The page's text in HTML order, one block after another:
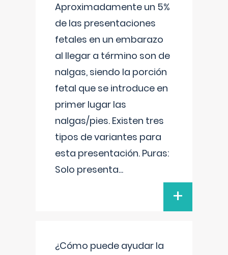
Aproximadamente un 5%
de las presentaciones
fetales en un embarazo
al llegar a término son de
nalgas, siendo la porción
fetal que se introduce en
primer lugar las
nalgas/pies. Existen tres
tipos de variantes para
esta presentación. Puras:
Solo presenta...
+
¿Cómo puede ayudar la